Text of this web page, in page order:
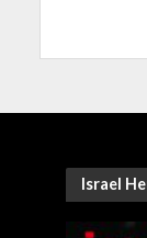
Israel